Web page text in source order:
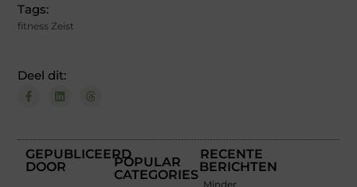
Tags:
fitness Zeist
Deel dit:
GEPUBLICEERD
DOOR
POPULAR
CATEGORIES
RECENTE
BERICHTEN
Minder